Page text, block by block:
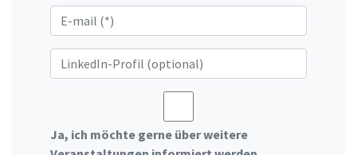
Ja, ich möchte gerne über weitere